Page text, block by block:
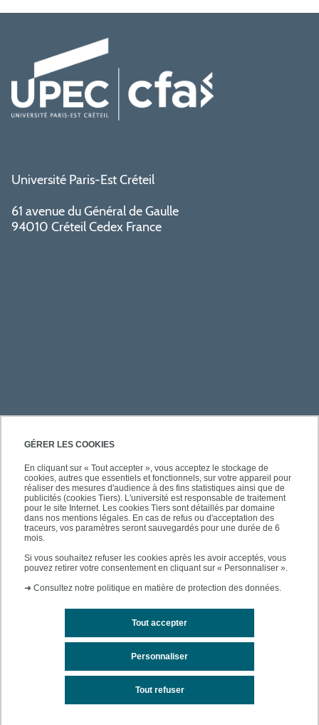
GÉRER LES COOKIES
En cliquant sur « Tout accepter », vous acceptez le stockage de
cookies, autres que essentiels et fonctionnels, sur votre appareil pour
réaliser des mesures d'audience à des fins statistiques ainsi que de
publicités (cookies Tiers). L'université est responsable de traitement
pour le site Internet. Les cookies Tiers sont détaillés par domaine
dans nos mentions légales. En cas de refus ou d'acceptation des
traceurs, vos paramètres seront sauvegardés pour une durée de 6
mois.
Si vous souhaitez refuser les cookies après les avoir acceptés, vous
pouvez retirer votre consentement en cliquant sur « Personnaliser ».
➜ Consultez notre politique en matière de protection des données.
Tout accepter
Tout refuser
Personnaliser
Université Paris-Est Créteil
61 avenue du Général de Gaulle
94010 Créteil Cedex France
PRATIQUE
À PROPOS DE L'UPEC
SUIVEZ-NOUS
Mentions légales